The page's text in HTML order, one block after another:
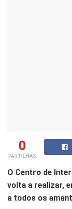
0
PARTILHAS
O Centro de
volta a realizar,
a todos os